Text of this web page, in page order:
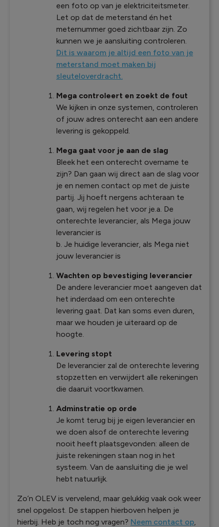
een foto op van je elektriciteitsmeter.
Let op dat de meterstand én het
meternummer goed zichtbaar zijn. Zo
kunnen we je aansluiting controleren.
Dit is waarom je altijd een foto van je
meterstand moet maken bij
sleuteloverdracht.
Mega controleert en zoekt de fout
We kijken in onze systemen, controleren
of jouw adres onterecht aan een andere
levering is gekoppeld.
Mega gaat voor je aan de slag
Bleek het een onterecht overname te
zijn? Dan gaan wij direct aan de slag voor
je en nemen contact op met de juiste
partij. Jij hoeft nergens achteraan te
gaan, wij regelen het voor je.a. De
onterechte leverancier, als Mega jouw
leverancier is
b. Je huidige leverancier, als Mega niet
jouw leverancier is
Wachten op bevestiging leverancier
De andere leverancier moet aangeven dat
het inderdaad om een onterechte
levering gaat. Dat kan soms even duren,
maar we houden je uiteraard op de
hoogte.
Levering stopt
De leverancier zal de onterechte levering
stopzetten en verwijdert alle rekeningen
die daaruit voortkwamen.
Adminstratie op orde
Je komt terug bij je eigen leverancier en
we doen alsof de onterechte levering
nooit heeft plaatsgevonden: alleen de
juiste rekeningen staan nog in het
systeem. Van de aansluiting die je wel
hebt natuurlijk.
Zo’n OLEV is vervelend, maar gelukkig vaak ook weer
snel opgelost. De stappen hierboven helpen je
hierbij. Heb je toch nog vragen? Neem contact op